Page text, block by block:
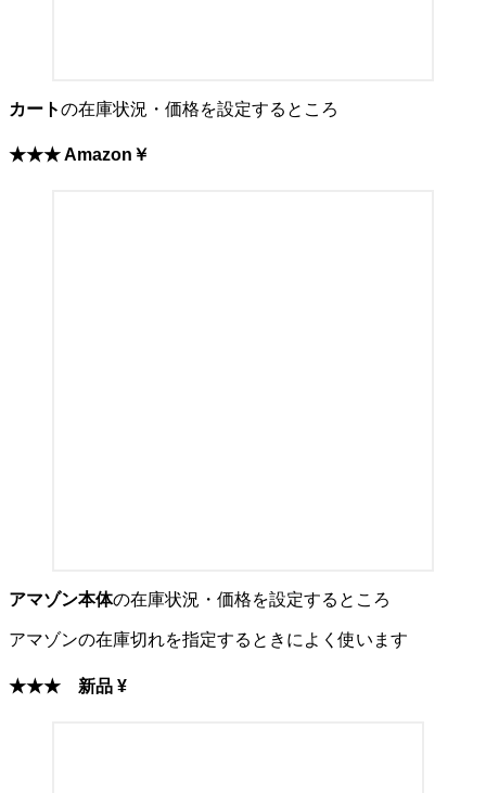
カートの在庫状況・価格を設定するところ
★★★Amazon ￥
アマゾン本体の在庫状況・価格を設定するところ
アマゾンの在庫切れを指定するときによく使います
★★★ 新品 ¥